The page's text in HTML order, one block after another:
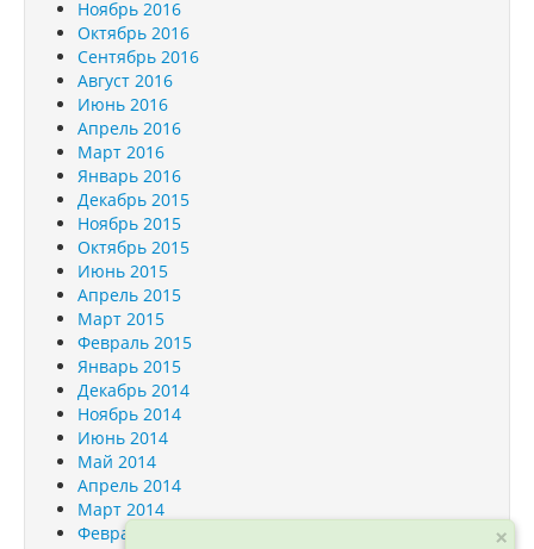
Ноябрь 2016
Октябрь 2016
Сентябрь 2016
Август 2016
Июнь 2016
Апрель 2016
Март 2016
Январь 2016
Декабрь 2015
Ноябрь 2015
Октябрь 2015
Июнь 2015
Апрель 2015
Март 2015
Февраль 2015
Январь 2015
Декабрь 2014
Ноябрь 2014
Июнь 2014
Май 2014
Апрель 2014
Март 2014
Февраль 2014
×